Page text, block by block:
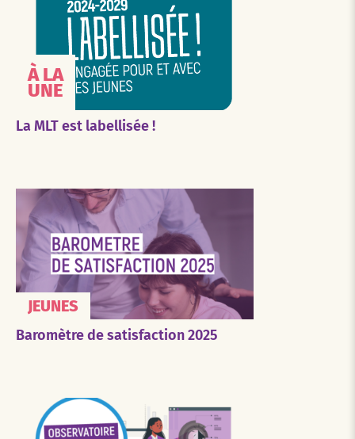
À LA
UNE
La MLT est labellisée !
JEUNES
Baromètre de satisfaction 2025